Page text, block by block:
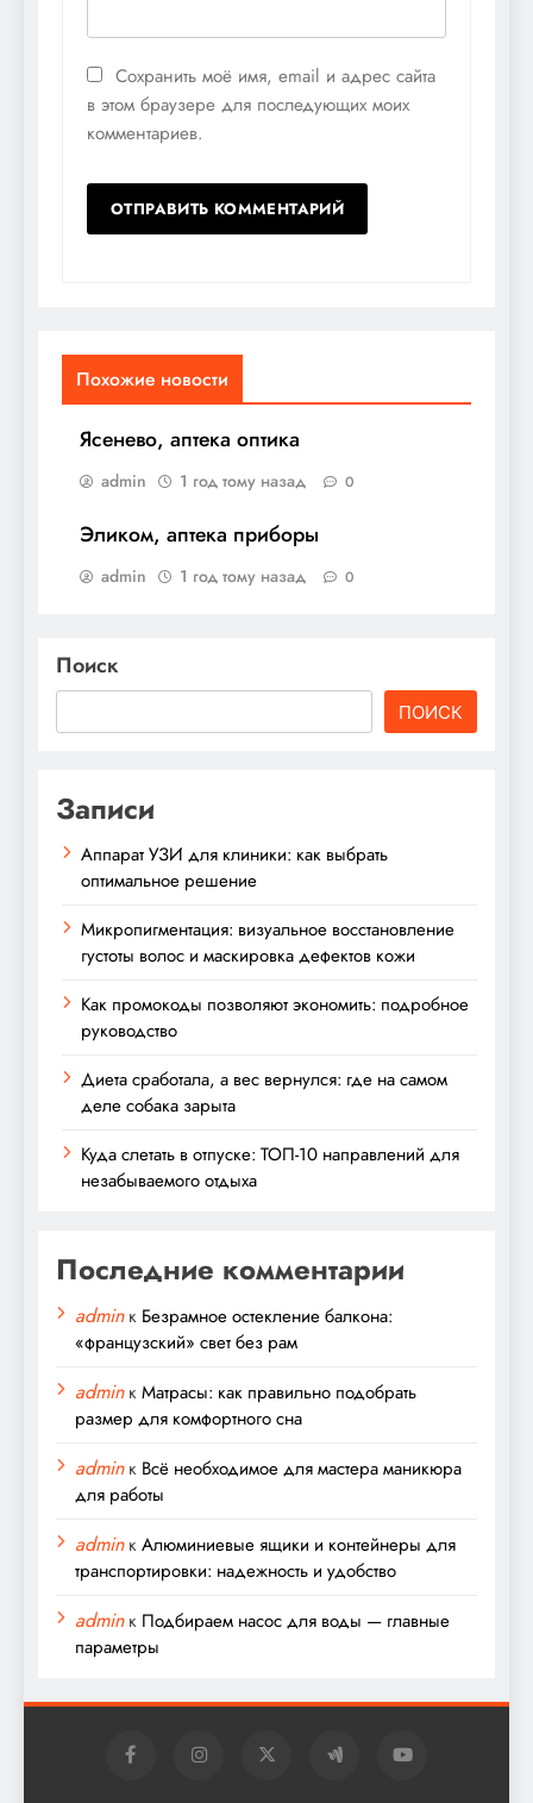
Сохранить моё имя, email и адрес сайта
в этом браузере для последующих моих
комментариев.
Похожие новости
Ясенево, аптека оптика
admin 1 год тому назад 0
Эликом, аптека приборы
admin 1 год тому назад 0
Поиск
ПОИСК
Записи
Аппарат УЗИ для клиники: как выбрать
оптимальное решение
Микропигментация: визуальное восстановление
густоты волос и маскировка дефектов кожи
Как промокоды позволяют экономить: подробное
руководство
Диета сработала, а вес вернулся: где на самом
деле собака зарыта
Куда слетать в отпуске: ТОП-10 направлений для
незабываемого отдыха
Последние комментарии
adminк Безрамное остекление балкона:
«французский» свет без рам
adminкМатрасы: как правильно подобрать
размер для комфортного сна
adminк Всё необходимое для мастера маникюра
для работы
adminкАлюминиевые ящики и контейнеры для
транспортировки: надежность и удобство
adminк Подбираем насос для воды — главные
параметры